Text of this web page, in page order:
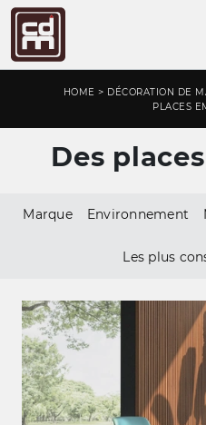
HOME > DÉCORATION DE
PLACES
Des
Marque Environnement
Les plus